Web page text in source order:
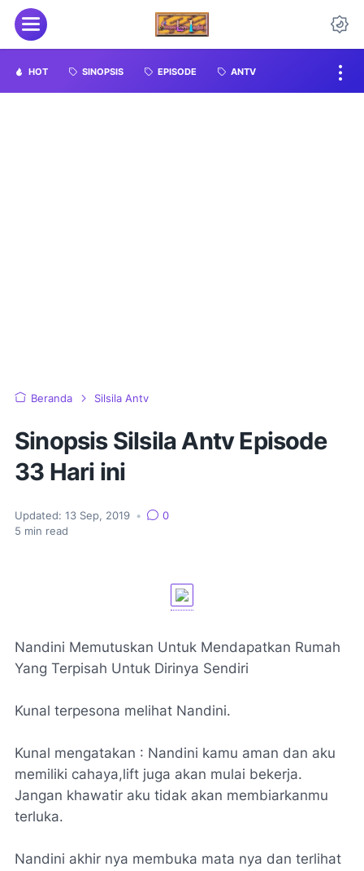
HOT SINOPSIS EPISODE ANTV
Beranda Silsila Antv
Sinopsis Silsila Antv Episode
33 Hari ini
Updated: 13 Sep, 2019 •
0
5 min read
Nandini Memutuskan Untuk Mendapatkan Rumah
Yang Terpisah Untuk Dirinya Sendiri
Kunal terpesona melihat Nandini.
Kunal mengatakan : Nandini kamu aman dan aku
memiliki cahaya,lift juga akan mulai bekerja.
Jangan khawatir aku tidak akan membiarkanmu
terluka.
Nandini akhir nya membuka mata nya dan terlihat